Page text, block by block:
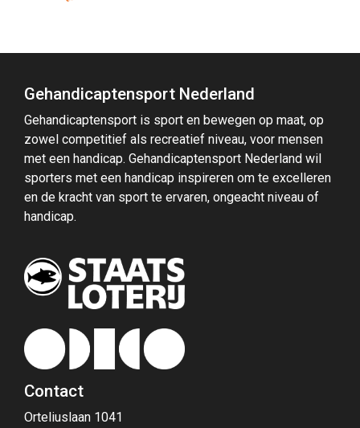
Gehandicaptensport Nederland
Gehandicaptensport is sport en bewegen op maat, op
zowel competitief als recreatief niveau, voor mensen
met een handicap. Gehandicaptensport Nederland wil
sporters met een handicap inspireren om te excelleren
en de kracht van sport te ervaren, ongeacht niveau of
handicap.
Contact
Orteliuslaan 1041